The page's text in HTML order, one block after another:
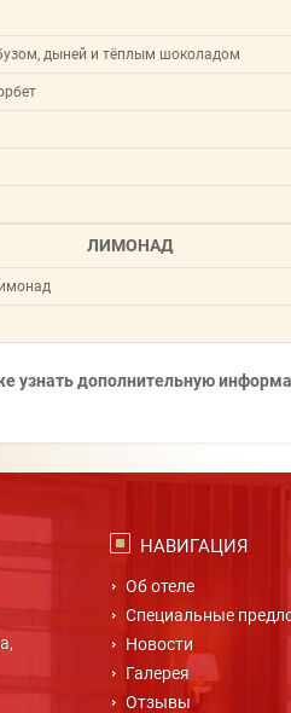
дыней и тёплым шоколадом
ЛИМОНАД
узнать дополнительную
НАВИГАЦИЯ
Об отеле
Специальные
Новости
Галерея
Отзывы